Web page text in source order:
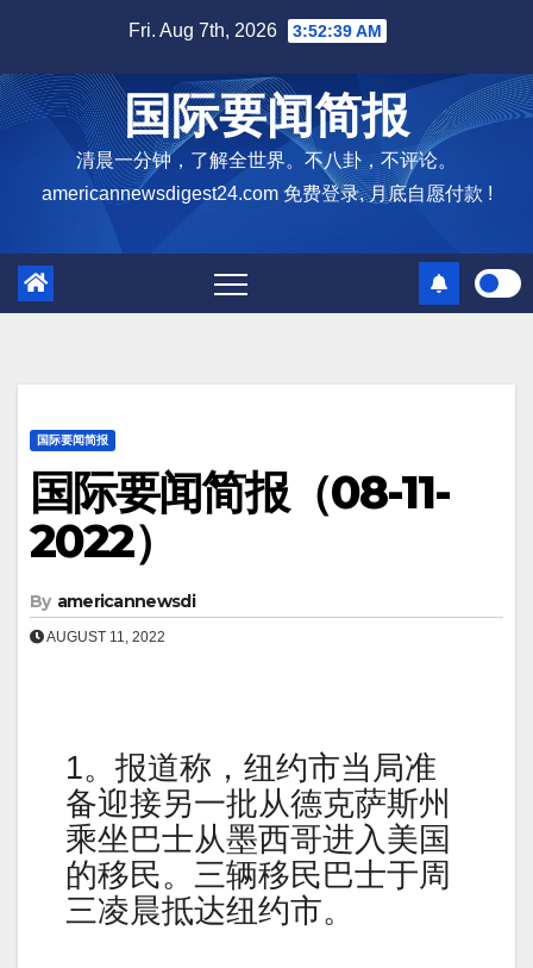
content
Fri. Aug 7th, 2026 3:52:40 AM
国际要闻简报
清晨一分钟，了解全世界。不八卦，不评论。
americannewsdigest24.com 免费登录, 月底自愿付款 !
国际要闻简报
国际要闻简报（08-11-
2022）
By americannewsdi
AUGUST 11, 2022
1。报道称，纽约市当局准
备迎接另一批从德克萨斯州
乘坐巴士从墨西哥进入美国
的移民。三辆移民巴士于周
三凌晨抵达纽约市。